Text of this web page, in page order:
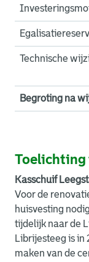
Technische
Begroting na
Kasschuif
Voor de
huisvesting
tijdelijk naar de
Librijesteeg is
maken van de